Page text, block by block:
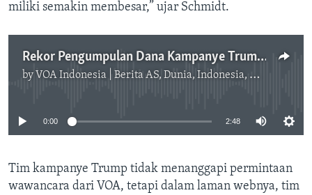
miliki semakin membesar,” ujar Schmidt.
Rekor Pengumpulan Dana Kampanye Trump dan Reaksi Tim Biden
by VOA Indonesia | Berita AS, Dunia, Indonesia, Diaspora Indonesia di AS
No media source currently available
0:00 2:48
Tim kampanye Trump tidak menanggapi permintaan
wawancara dari VOA, tetapi dalam laman webnya, tim